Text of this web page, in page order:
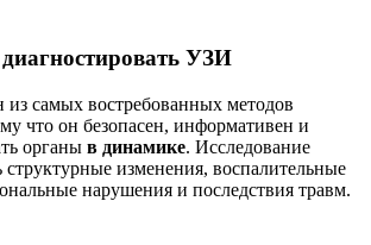
УЗИ
из самых востребованных методов
что он безопасен, информативен и
органы в динамике. Исследование
структурные изменения, воспалительные
нарушения и последствия травм.